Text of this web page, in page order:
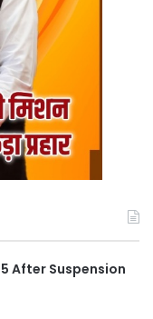
After Suspension